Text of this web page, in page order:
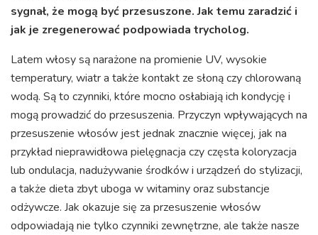
sygnał, że mogą być przesuszone. Jak temu zaradzić i
jak je zregenerować podpowiada trycholog.
Latem włosy są narażone na promienie UV, wysokie
temperatury, wiatr a także kontakt ze słoną czy chlorowaną
wodą. Są to czynniki, które mocno osłabiają ich kondycję i
mogą prowadzić do przesuszenia. Przyczyn wpływających na
przesuszenie włosów jest jednak znacznie więcej, jak na
przykład nieprawidłowa pielęgnacja czy częsta koloryzacja
lub ondulacja, nadużywanie środków i urządzeń do stylizacji,
a także dieta zbyt uboga w witaminy oraz substancje
odżywcze. Jak okazuje się za przesuszenie włosów
odpowiadają nie tylko czynniki zewnętrzne, ale także nasze